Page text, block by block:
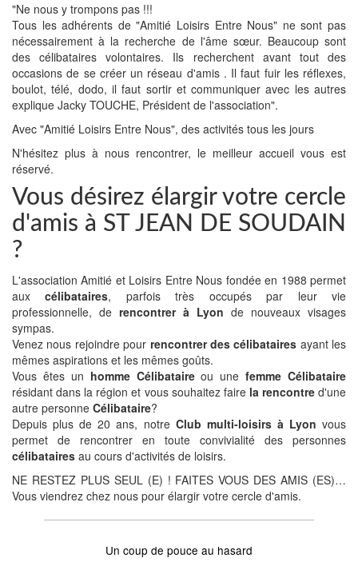
"Ne nous y trompons pas !!!
Tous les adhérents de "Amitié Loisirs Entre Nous" ne sont pas
nécessairement à la recherche de l'âme sœur. Beaucoup sont
des célibataires volontaires. Ils recherchent avant tout des
occasions de se créer un réseau d'amis . Il faut fuir les réflexes,
boulot, télé, dodo, il faut sortir et communiquer avec les autres
explique Jacky TOUCHE, Président de l'association".
Avec "Amitié Loisirs Entre Nous", des activités tous les jours
N'hésitez plus à nous rencontrer, le meilleur accueil vous est
réservé.
Vous désirez élargir votre cercle
d'amis à ST JEAN DE SOUDAIN
?
L'association Amitié et Loisirs Entre Nous fondée en 1988 permet
auxcélibataires, parfois très occupés par leur vie
professionnelle, de rencontrer à Lyon de nouveaux visages
sympas.
Venez nous rejoindre pour rencontrer des célibataires ayant les
mêmes aspirations et les mêmes goûts.
Vous êtes un homme Célibataireou unefemme Célibataire
résidant dans la région et vous souhaitez faire la rencontred'une
autre personne Célibataire?
Depuis plus de 20 ans, notre Club multi-loisirs à Lyon vous
permet de rencontrer en toute convivialité des personnes
célibataires au cours d'activités de loisirs.
NE RESTEZ PLUS SEUL (E) ! FAITES VOUS DES AMIS (ES)…
Vous viendrez chez nous pour élargir votre cercle d'amis.
Un coup de pouce au hasard